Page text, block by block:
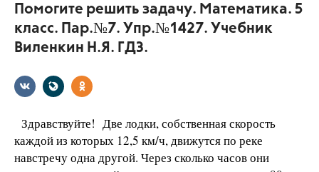
Помогите решить задачу. Математика. 5
класс. Пар.№7. Упр.№1427. Учебник
Виленкин Н.Я. ГДЗ.
Здравствуйте! Две лодки, собственная скорость
каждой из которых 12,5 км/ч, движутся по реке
навстречу одна другой. Через сколько часов они